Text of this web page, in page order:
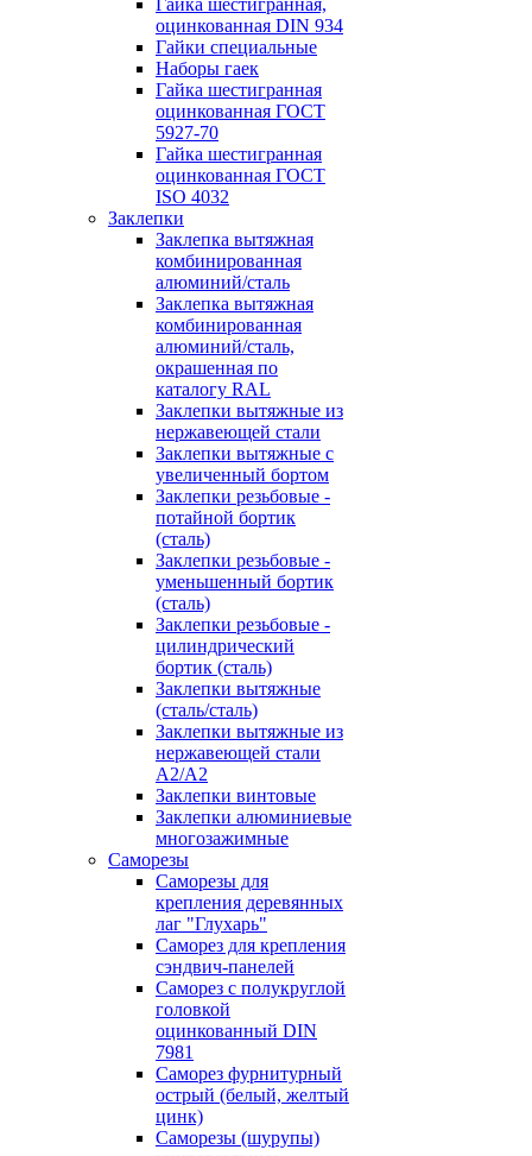
Гайка шестигранная,
оцинкованная DIN 934
Гайки специальные
Наборы гаек
Гайка шестигранная
оцинкованная ГОСТ
5927-70
Гайка шестигранная
оцинкованная ГОСТ
ISO 4032
Заклепки
Заклепка вытяжная
комбинированная
алюминий/сталь
Заклепка вытяжная
комбинированная
алюминий/сталь,
окрашенная по
каталогу RAL
Заклепки вытяжные из
нержавеющей стали
Заклепки вытяжные с
увеличенный бортом
Заклепки резьбовые -
потайной бортик
(сталь)
Заклепки резьбовые -
уменьшенный бортик
(сталь)
Заклепки резьбовые -
цилиндрический
бортик (сталь)
Заклепки вытяжные
(сталь/сталь)
Заклепки вытяжные из
нержавеющей стали
А2/А2
Заклепки винтовые
Заклепки алюминиевые
многозажимные
Саморезы
Саморезы для
крепления деревянных
лаг "Глухарь"
Саморез для крепления
сэндвич-панелей
Саморез с полукруглой
головкой
оцинкованный DIN
7981
Саморез фурнитурный
острый (белый, желтый
цинк)
Саморезы (шурупы)